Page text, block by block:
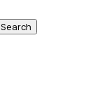
Search